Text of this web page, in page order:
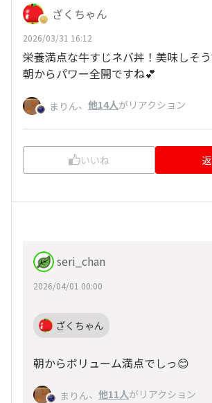
ざくちゃん
2026/03/31 16:12
栄養満点な牛すじネバ丼！美味しそ
朝からパワー全開ですね💕
まりん、 他14人がリアクション
いいね
seri_chan
2026/04/01 00:00
ざくちゃん
朝からボリューム満点でしっ😊
まりん、 他11人がリアクション